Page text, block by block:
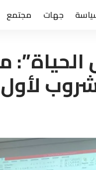
جهات مجتمع